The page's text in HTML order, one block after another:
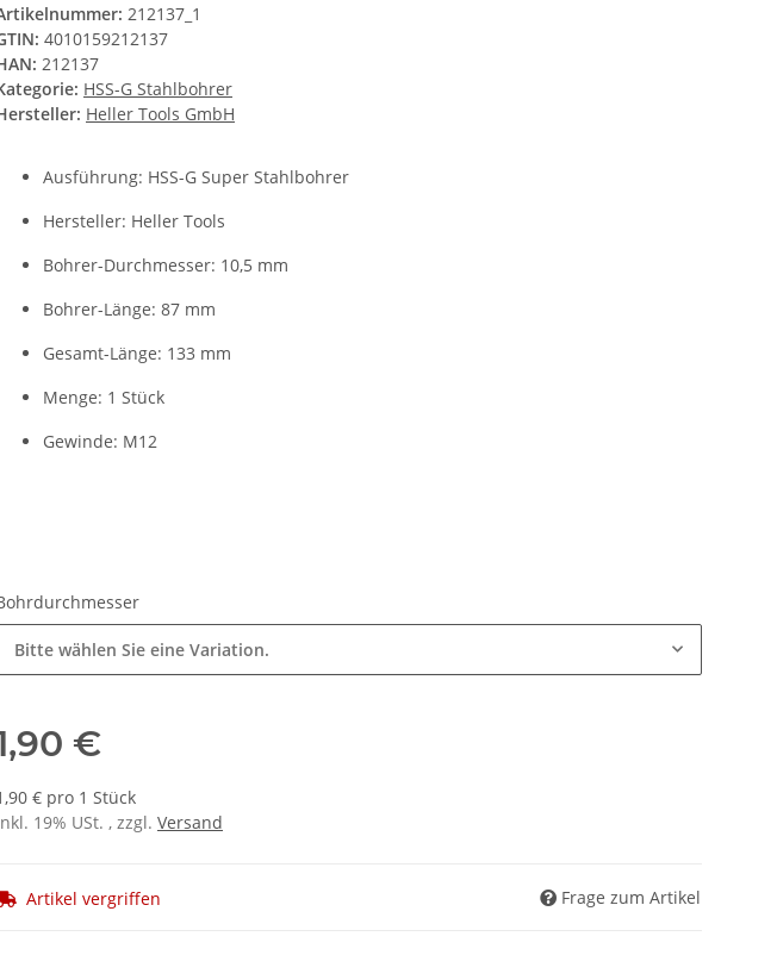
212137_1
4010159212137
212137
HSS-G Stahlbohrer
Heller Tools GmbH
Ausführung: HSS-G Super Stahlbohrer
Hersteller: Heller Tools
Bohrer-Durchmesser: 10,5 mm
Bohrer-Länge: 87 mm
Gesamt-Länge: 133 mm
Menge: 1 Stück
Gewinde: M12
Bitte wählen Sie eine Variation.
€
€ pro 1 Stück
19% USt. , zzgl. Versand
Artikel vergriffen Frage zum Artikel